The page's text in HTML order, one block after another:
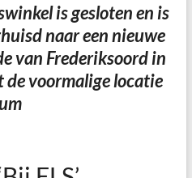
is gesloten en is
naar een nieuwe
van Frederiksoord in
voormalige locatie